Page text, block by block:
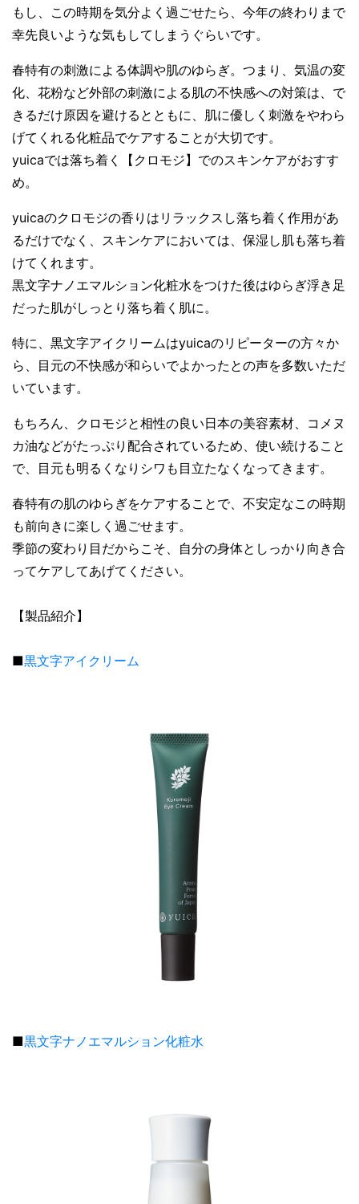
もし、この時期を気分よく過ごせたら、今年の終わりまで
幸先良いような気もしてしまうぐらいです。
春特有の刺激による体調や肌のゆらぎ。つまり、気温の変
化、花粉など外部の刺激による肌の不快感への対策は、で
きるだけ原因を避けるとともに、肌に優しく刺激をやわら
げてくれる化粧品でケアすることが大切です。
yuicaでは落ち着く【クロモジ】でのスキンケアがおすす
め。
yuicaのクロモジの香りはリラックスし落ち着く作用があ
るだけでなく、スキンケアにおいては、保湿し肌も落ち着
けてくれます。
黒文字ナノエマルション化粧水をつけた後はゆらぎ浮き足
だった肌がしっとり落ち着く肌に。
特に、黒文字アイクリームはyuicaのリピーターの方々か
ら、目元の不快感が和らいでよかったとの声を多数いただ
いています。
もちろん、クロモジと相性の良い日本の美容素材、コメヌ
カ油などがたっぷり配合されているため、使い続けること
で、目元も明るくなりシワも目立たなくなってきます。
春特有の肌のゆらぎをケアすることで、不安定なこの時期
も前向きに楽しく過ごせます。
季節の変わり目だからこそ、自分の身体としっかり向き合
ってケアしてあげてください。
【製品紹介】
■黒文字アイクリーム
■黒文字ナノエマルション化粧水